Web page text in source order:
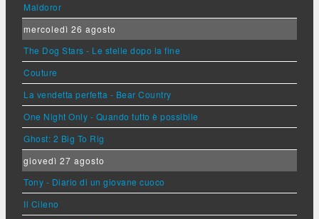
Maldoror
mercoledì 26 agosto
The Dog Stars - Le stelle dopo la fine
Couture
La vendetta perfetta - Bear Country
One Night Only - Quando tutto è possibile
Ghost: 2 Big To Rig
giovedì 27 agosto
Tony - Diario di un giovane cuoco
Il Cileno